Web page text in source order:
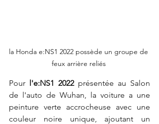
la Honda e:NS1 2022 possède un groupe de
feux arrière reliés
Pour l'e:NS1 2022 présentée au Salon
de l'auto de Wuhan, la voiture a une
peinture verte accrocheuse avec une
couleur noire unique, ajoutant un